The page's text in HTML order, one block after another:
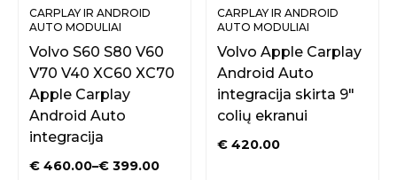
CARPLAY IR ANDROID
AUTO MODULIAI
Volvo S60 S80 V60
V70 V40 XC60 XC70
Apple Carplay
Android Auto
integracija
€ 399.00
–
€ 460.00
CARPLAY IR ANDROID
AUTO MODULIAI
Volvo Apple Carplay
Android Auto
integracija skirta 9″
colių ekranui
€ 420.00